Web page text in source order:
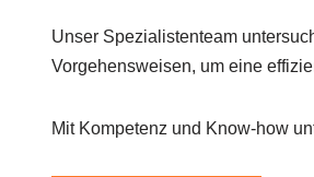
Unser Spezialistenteam
Vorgehensweisen, um eine
Mit Kompetenz und Know-how